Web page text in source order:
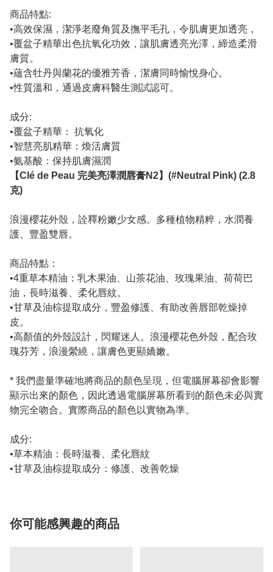
商品特點:
•高效保濕，潔淨老廢角質及撫平毛孔，令肌膚更加透亮，
•覆盆子精華出色抗氧化功效，讓肌膚透亮光澤，締造柔滑
膚質。
•蘊含牡丹與蘭花的優雅芳香，潔膚同時愉悅身心。
•性質溫和，通過皮膚科醫生測試認可。
成分:
•覆盆子精華： 抗氧化
•智慧亮肌精華：煥活膚質
•氨基酸：保持肌膚濕潤
【Clé de Peau 完美亮澤潤唇膏N2】(#Neutral Pink) (2.8
克)
浪漫櫻花外殼，詮釋粉嫩少女感。多種植物精粹，水潤養
護、豐盈雙唇。
商品特點：
•4重草本精油：乳木果油、山茶花油、玫瑰果油、荷荷巴
油，長時滋養、柔化唇紋。
•甘草及油棕提取成分，豐盈修護、有助改善唇部乾燥掉
皮。
•高顏值的外殼設計，閃耀迷人。浪漫櫻花色外殼，配合玫
瑰芬芳，浪漫縈繞，讓膚色更顯嬌嫩。
* 我們盡量準確地將商品的顏色呈現，但電腦屏幕卻會影響
顯示出來的顏色，因此透過電腦屏幕所看到的顏色未必與實
物完全吻合。實際商品的顏色以實物為準。
成分:
•草本精油：長時滋養、柔化唇紋
•甘草及油棕提取成分：修護、改善乾燥
你可能感興趣的商品